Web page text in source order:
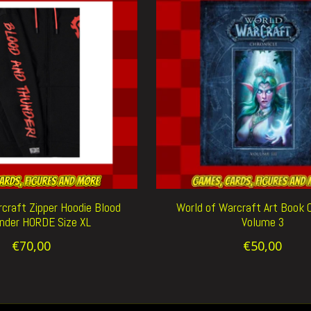
Zipper Hoodie Blood
HORDE Size XL
€70,00
World of Warcraft Art Book
Volume 3
€50,00